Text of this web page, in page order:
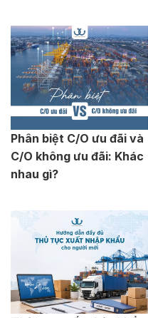
Phân biệt C/O ưu đãi và
C/O không ưu đãi: Khác
nhau gì?